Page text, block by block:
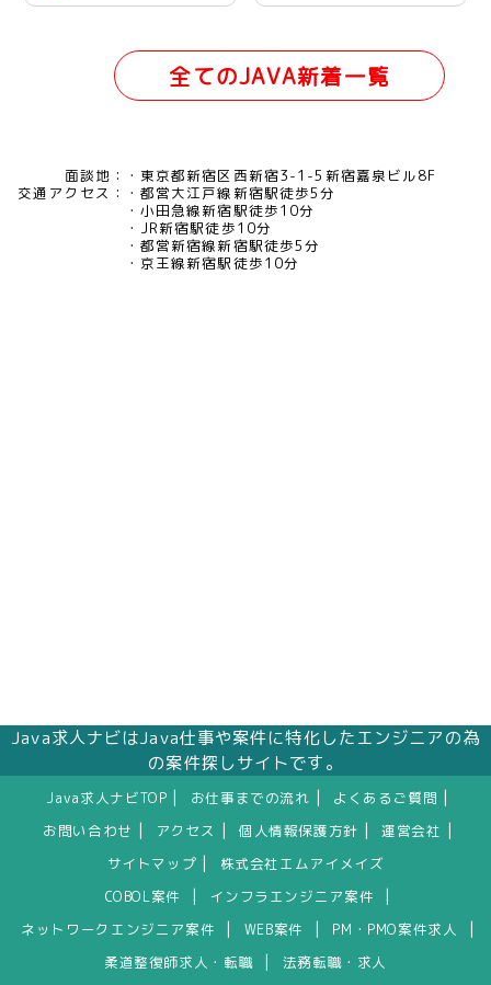
全てのJAVA新着一覧
面談地：
東京都新宿区西新宿3-1-5新宿嘉泉ビル8F
交通アクセス：
都営大江戸線新宿駅徒歩5分
小田急線新宿駅徒歩10分
JR新宿駅徒歩10分
都営新宿線新宿駅徒歩5分
京王線新宿駅徒歩10分
Java求人ナビはJava仕事や案件に特化したエンジニアの為
の案件探しサイトです。
Java求人ナビTOP お仕事までの流れ よくあるご質問
お問い合わせ アクセス 個人情報保護方針 運営会社
サイトマップ
株式会社エムアイメイズ
COBOL案件
インフラエンジニア案件
ネットワークエンジニア案件 WEB案件 PM・PMO案件求人
柔道整復師求人・転職 法務転職・求人